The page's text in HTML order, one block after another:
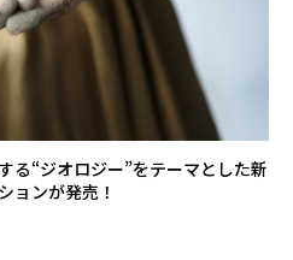
る“ジオロジー”をテーマとした新
ョンが発売！